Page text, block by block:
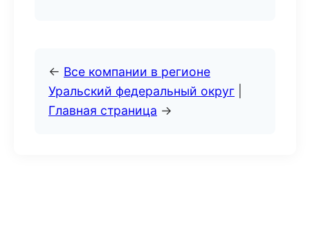
← Все компании в регионе
Уральский федеральный округ
Главная страница →